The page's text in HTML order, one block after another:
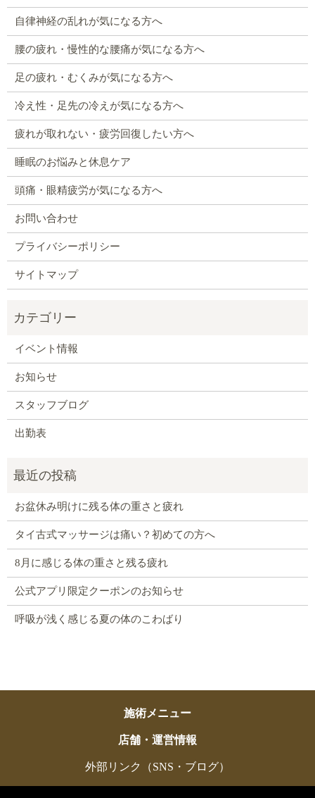
自律神経の乱れが気になる方へ
腰の疲れ・慢性的な腰痛が気になる方へ
足の疲れ・むくみが気になる方へ
冷え性・足先の冷えが気になる方へ
疲れが取れない・疲労回復したい方へ
睡眠のお悩みと休息ケア
頭痛・眼精疲労が気になる方へ
お問い合わせ
プライバシーポリシー
サイトマップ
イベント情報
お知らせ
スタッフブログ
出勤表
お盆休み明けに残る体の重さと疲れ
タイ古式マッサージは痛い？初めての方へ
8月に感じる体の重さと残る疲れ
公式アプリ限定クーポンのお知らせ
呼吸が浅く感じる夏の体のこわばり
施術メニュー
店舗・運営情報
外部リンク（SNS・ブログ）